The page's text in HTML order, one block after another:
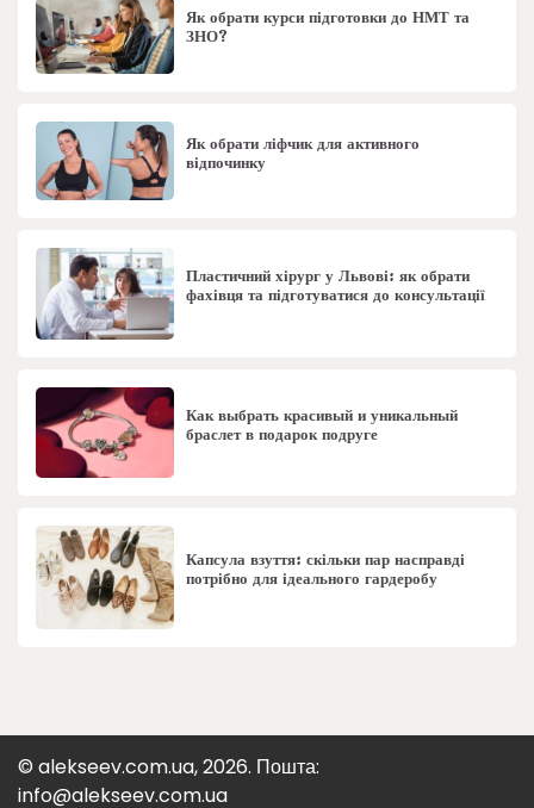
Як обрати курси підготовки до НМТ та
ЗНО?
Як обрати ліфчик для активного
відпочинку
Пластичний хірург у Львові: як обрати
фахівця та підготуватися до консультації
Как выбрать красивый и уникальный
браслет в подарок подруге
Капсула взуття: скільки пар насправді
потрібно для ідеального гардеробу
© alekseev.com.ua, 2026. Пошта:
info@alekseev.com.ua